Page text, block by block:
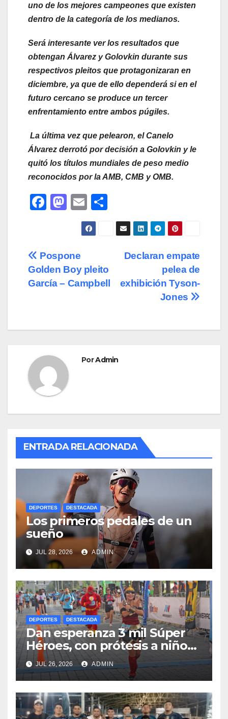
uno de los mejores campeones que existen
dentro de la categoría de los medianos.
Será interesante ver los resultados que
obtengan Álvarez y Golovkin durante sus
respectivos pleitos que protagonizaran en
diciembre, ya que de ello dependerá si en el
futuro cercano se produce un tercer
enfrentamiento entre ambos púgiles.
La última vez que pelearon, el Canelo
Álvarez derrotó por decisión a Golovkin y le
quitó los títulos mundiales de peso medio
reconocidos por la AMB, CMB y OMB.
F
e
b
o
M
o
d
o
E
m
ail
o
m
ar
tir
Navegación
de
Declaran empate
pelea de
exhibición Tyson-
Jones
Pospone
Golden Boy pleito
García – Campbell
PorAdmin
ENTRADA RELACIONADA
DEPORTES DESTACADA
Los primeros pedales de un
sueño
JUL 28, 2026 ADMIN
DEPORTES DESTACADA
Dan esperanza 3 mil Súper
Héroes, con prótesis a niños
y jóvenes.
JUL 26, 2026 ADMIN